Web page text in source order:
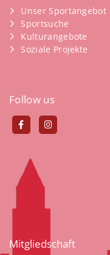
Unser Sportangebot
Sportsuche
Kulturangebote
Soziale Projekte
Follow us
Mitgliedschaft